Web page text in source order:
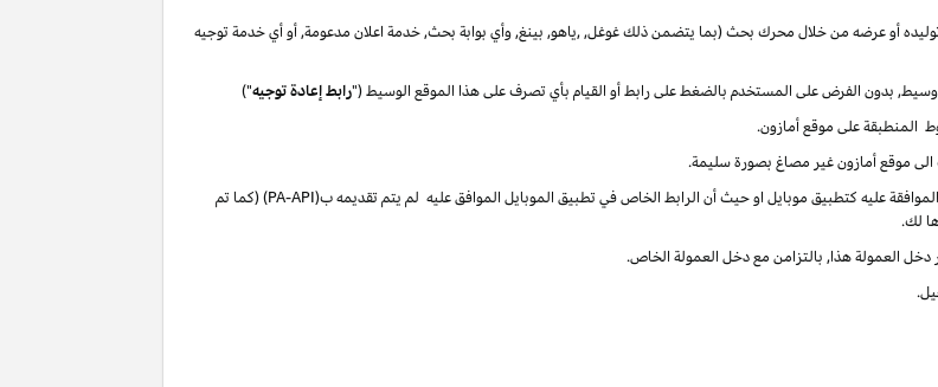
أو عرضه من خلال محرك بحث (بما يتضمن ذلك غوغل, ,ياهو, بينغ, وأي بوابة بحث, خدمة اعلان مدعومة, أو أي خدمة توجيه
بدون الفرض على المستخدم بالضغط على رابط أو القيام بأي تصرف على هذا الموقع الوسيط ("رابط إعادة توجيه")
المنطبقة على موقع أمازون.
الى موقع أمازون غير مصاغ بصورة سليمة.
عليه كتطبيق موبايل او حيث أن الرابط الخاص في تطبيق الموبايل الموافق عليه لم يتم تقديمه ب(PA-API) (كما تم
لك.